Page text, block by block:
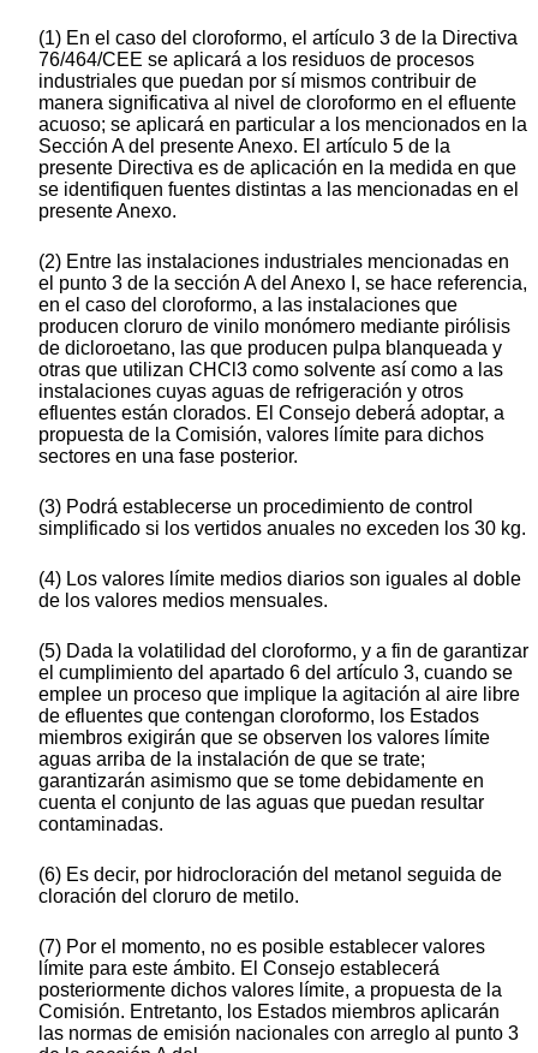
(1) En el caso del cloroformo, el artículo 3 de la Directiva
76/464/CEE se aplicará a los residuos de procesos
industriales que puedan por sí mismos contribuir de
manera significativa al nivel de cloroformo en el efluente
acuoso; se aplicará en particular a los mencionados en la
Sección A del presente Anexo. El artículo 5 de la
presente Directiva es de aplicación en la medida en que
se identifiquen fuentes distintas a las mencionadas en el
presente Anexo.
(2) Entre las instalaciones industriales mencionadas en
el punto 3 de la sección A del Anexo I, se hace referencia,
en el caso del cloroformo, a las instalaciones que
producen cloruro de vinilo monómero mediante pirólisis
de dicloroetano, las que producen pulpa blanqueada y
otras que utilizan CHCl3 como solvente así como a las
instalaciones cuyas aguas de refrigeración y otros
efluentes están clorados. El Consejo deberá adoptar, a
propuesta de la Comisión, valores límite para dichos
sectores en una fase posterior.
(3) Podrá establecerse un procedimiento de control
simplificado si los vertidos anuales no exceden los 30 kg.
(4) Los valores límite medios diarios son iguales al doble
de los valores medios mensuales.
(5) Dada la volatilidad del cloroformo, y a fin de garantizar
el cumplimiento del apartado 6 del artículo 3, cuando se
emplee un proceso que implique la agitación al aire libre
de efluentes que contengan cloroformo, los Estados
miembros exigirán que se observen los valores límite
aguas arriba de la instalación de que se trate;
garantizarán asimismo que se tome debidamente en
cuenta el conjunto de las aguas que puedan resultar
contaminadas.
(6) Es decir, por hidrocloración del metanol seguida de
cloración del cloruro de metilo.
(7) Por el momento, no es posible establecer valores
límite para este ámbito. El Consejo establecerá
posteriormente dichos valores límite, a propuesta de la
Comisión. Entretanto, los Estados miembros aplicarán
las normas de emisión nacionales con arreglo al punto 3